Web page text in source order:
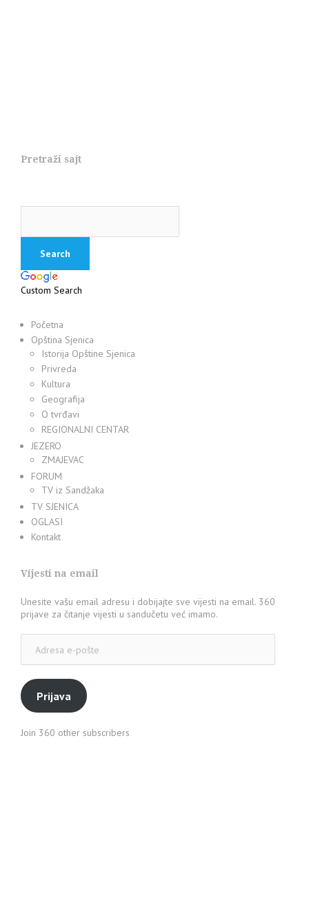
Pretraži sajt
Custom Search
Početna
Opština Sjenica
Istorija Opštine Sjenica
Privreda
Kultura
Geografija
O tvrđavi
REGIONALNI CENTAR
JEZERO
ZMAJEVAC
FORUM
TV iz Sandžaka
TV SJENICA
OGLASI
Kontakt
Vijesti na email
Unesite vašu email adresu i dobijajte sve vijesti na email. 360
prijave za čitanje vijesti u sandučetu već imamo.
pošte
Prijava
Join 360 other subscribers